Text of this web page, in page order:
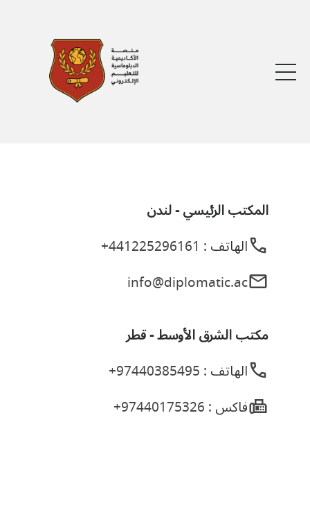
المكتب الرئيسي - لندن
الهاتف : 441225296161+
info@diplomatic.ac
مكتب الشرق الأوسط - قطر
الهاتف : 97440385495+
فاكس : 97440175326+